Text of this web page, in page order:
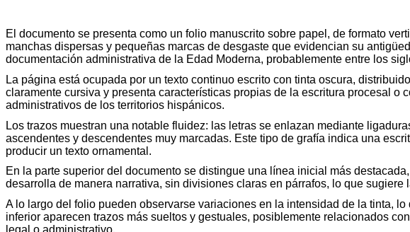
El documento se presenta como un folio manuscrito sobre papel, de formato
manchas dispersas y pequeñas marcas de desgaste que evidencian su
documentación administrativa de la Edad Moderna, probablemente entre los
La página está ocupada por un texto continuo escrito con tinta oscura,
claramente cursiva y presenta características propias de la escritura procesal
administrativos de los territorios hispánicos.
Los trazos muestran una notable fluidez: las letras se enlazan mediante
ascendentes y descendentes muy marcadas. Este tipo de grafía indica una
producir un texto ornamental.
En la parte superior del documento se distingue una línea inicial más
desarrolla de manera narrativa, sin divisiones claras en párrafos, lo que
A lo largo del folio pueden observarse variaciones en la intensidad de la tinta,
inferior aparecen trazos más sueltos y gestuales, posiblemente relacionados
legal o administrativo.